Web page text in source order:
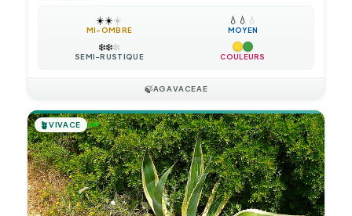
☀️☀️☀️
MI-OMBRE
💧 💧 💧
MOYEN
❄️❄️❄️
SEMI-RUSTIQUE COULEURS
🍃AGAVACEAE
🪴VIVACE